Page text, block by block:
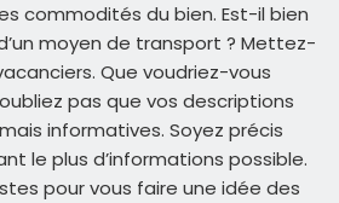
commodités du bien. Est-il bien
moyen de transport ? Mettez-
Que voudriez-vous
pas que vos descriptions
informatives. Soyez précis
le plus d’informations possible.
pour vous faire une idée des